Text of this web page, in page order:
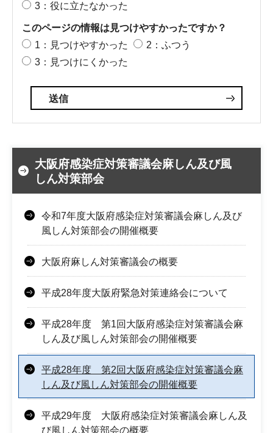
3：役に立たなかった
このページの情報は見つけやすかったですか？
1：見つけやすかった
2：ふつう
3：見つけにくかった
大阪府感染症対策審議会麻しん及び風
しん対策部会
令和7年度大阪府感染症対策審議会麻しん及び
風しん対策部会の開催概要
大阪府麻しん対策審議会の概要
平成28年度大阪府緊急対策連絡会について
平成28年度 第1回大阪府感染症対策審議会麻
しん及び風しん対策部会の開催概要
平成28年度 第2回大阪府感染症対策審議会麻
しん及び風しん対策部会の開催概要
平成29年度 大阪府感染症対策審議会麻しん及
び風しん対策部会の概要